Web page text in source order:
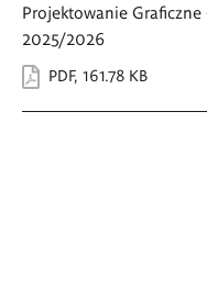
Projektowanie
2025/2026
PDF, 161.78 KB